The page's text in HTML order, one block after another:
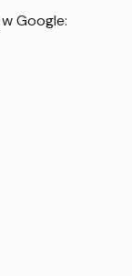
Google: